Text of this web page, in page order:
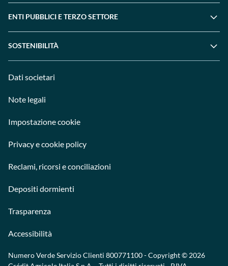
ENTI PUBBLICI E TERZO SETTORE
SOSTENIBILITÀ
Dati societari
Note legali
Impostazione cookie
Privacy e cookie policy
Reclami, ricorsi e conciliazioni
Depositi dormienti
Trasparenza
Accessibilità
Numero Verde Servizio Clienti 800771100- Copyright © 2026